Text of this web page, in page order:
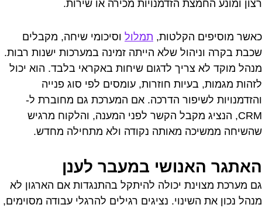
רצון ומונע החמצת הזדמנויות מכירה או שירות.
כאשר מוסיפים הקלטות, תמלול וסיכומי שיחה, מקבלים
שכבת בקרה וניהול שלא הייתה זמינה במערכות ישנות רבות.
מנהל מוקד לא צריך לדגום שיחות באקראי בלבד. הוא יכול
לזהות מגמות, בעיות חוזרות, עומסים לפי סוג פנייה
והזדמנויות לשיפור הדרכה. אם המערכת גם מחוברת ל-
CRM, הנציג מקבל הקשר לפני המענה, והלקוח מרגיש
שהשיחה ממשיכה מאותה נקודה ולא מתחילה מחדש.
האתגר האנושי במעבר לענן
גם מערכת מצוינת יכולה להיתקל בהתנגדות אם הארגון לא
מנהל נכון את השינוי. נציגים רגילים להרגלי עבודה מסוימים,